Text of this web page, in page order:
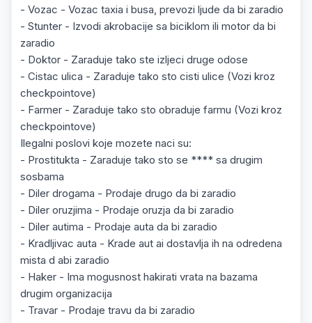
- Vozac - Vozac taxia i busa, prevozi ljude da bi zaradio
- Stunter - Izvodi akrobacije sa biciklom ili motor da bi
zaradio
- Doktor - Zaraduje tako ste izljeci druge odose
- Cistac ulica - Zaraduje tako sto cisti ulice (Vozi kroz
checkpointove)
- Farmer - Zaraduje tako sto obraduje farmu (Vozi kroz
checkpointove)
Ilegalni poslovi koje mozete naci su:
- Prostitukta - Zaraduje tako sto se **** sa drugim
sosbama
- Diler drogama - Prodaje drugo da bi zaradio
- Diler oruzjima - Prodaje oruzja da bi zaradio
- Diler autima - Prodaje auta da bi zaradio
- Kradljivac auta - Krade aut ai dostavlja ih na odredena
mista d abi zaradio
- Haker - Ima mogusnost hakirati vrata na bazama
drugim organizacija
- Travar - Prodaje travu da bi zaradio